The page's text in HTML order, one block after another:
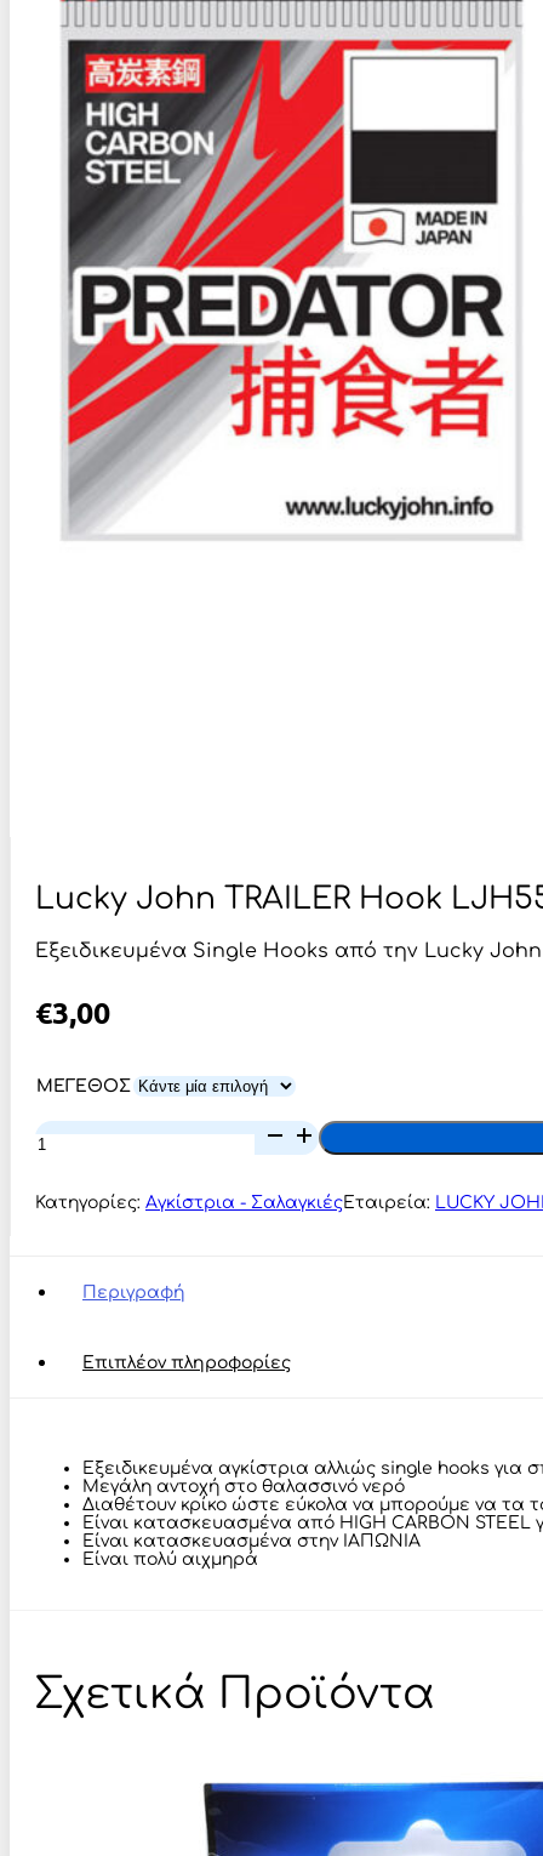
Lucky John TRAILER Hook
Εξειδικευμένα Single Hooks από την Lucky
€3,00
ΜΕΓΕΘΟΣ
Lucky
John
Hook
LJH559
Κατηγορίες: Αγκίστρια - ΣαλαγκιέςΕταιρεία: LUCKY
Περιγραφή
Επιπλέον πληροφορίες
Εξειδικευμένα αγκίστρια αλλιώς single hooks για
Μεγάλη αντοχή στο θαλασσινό νερό
Διαθέτουν κρίκο ώστε εύκολα να μπορούμε να τα
Είναι κατασκευασμένα από HIGH CARBON STEEL
Είναι κατασκευασμένα στην ΙΑΠΩΝΙΑ
Είναι πολύ αιχμηρά
Σχετικά Προϊόντα